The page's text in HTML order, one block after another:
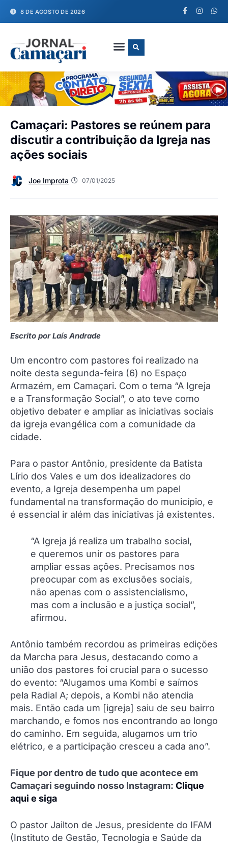
8 DE AGOSTO DE 2026
Camaçari: Pastores se reúnem para
discutir a contribuição da Igreja nas
ações sociais
Joe Improta 07/01/2025
Escrito por Laís Andrade
Um encontro com pastores foi realizado na
noite desta segunda-feira (6) no Espaço
Armazém, em Camaçari. Com o tema “A Igreja
e a Transformação Social”, o ato teve como
objetivo debater e ampliar as iniciativas sociais
da igreja evangélica com a comunidade da
cidade.
Para o pastor Antônio, presidente da Batista
Lírio dos Vales e um dos idealizadores do
evento, a Igreja desempenha um papel
fundamental na transformação do município, e
é essencial ir além das iniciativas já existentes.
“A Igreja já realiza um trabalho social,
e queremos unir os pastores para
ampliar essas ações. Precisamos nos
preocupar com as exclusões sociais,
não apenas com o assistencialismo,
mas com a inclusão e a justiça social”,
afirmou.
Antônio também recordou as primeiras edições
da Marcha para Jesus, destacando como a
união dos pastores foi crucial para o sucesso
do evento: “Alugamos uma Kombi e saímos
pela Radial A; depois, a Kombi não atendia
mais. Então cada um [igreja] saiu de seu bairro
marchando, e fomos nos encontrando ao longo
do caminho. Em seguida, alugamos um trio
elétrico, e a participação cresceu a cada ano”.
Fique por dentro de tudo que acontece em
Camaçari seguindo nosso Instagram: Clique
aqui e siga
O pastor Jailton de Jesus, presidente do IFAM
(Instituto de Gestão, Tecnologia e Saúde da